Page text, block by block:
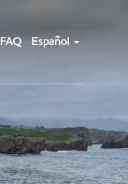
FAQ Español